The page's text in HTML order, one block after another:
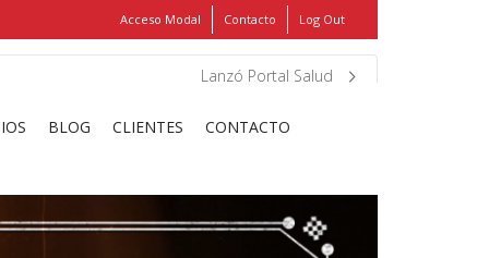
FIND MY ITEMS!
Acceso Modal Contacto Log Out
BLOG CLIENTES CONTACTO
Lanzó Portal Salud